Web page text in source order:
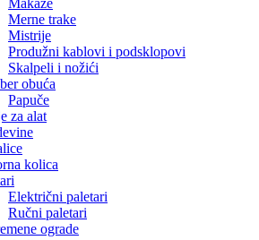
Makaze
Merne trake
Mistrije
Produžni kablovi i podsklopovi
Skalpeli i nožići
obuća
Papuče
za alat
kolica
Električni paletari
Ručni paletari
ograde